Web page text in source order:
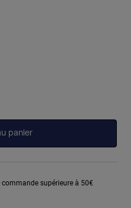
panier
supérieure à 50€